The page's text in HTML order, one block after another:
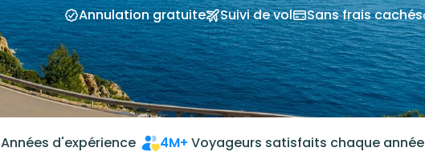
Annulation gratuite Suivi de vol Sans frais cachés
Années d'expérience 4M+ Voyageurs satisfaits chaque année